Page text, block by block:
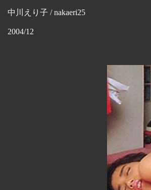
中川えり子 / nakaeri25
2004/12